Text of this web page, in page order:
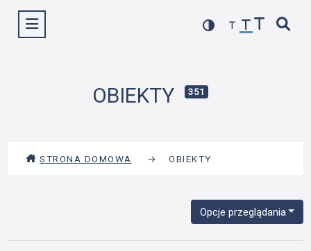
Wyświetl menu
OBIEKTY 351
STRONA DOMOWA → OBIEKTY
Opcje przeglądania